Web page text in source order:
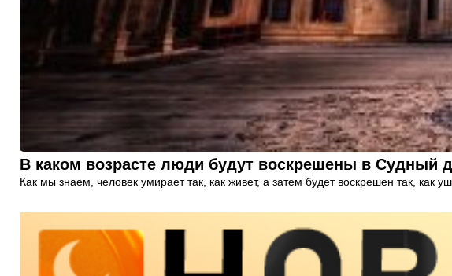
В каком возрасте люди будут воскрешены в Судный
Как мы знаем, человек умирает так, как живет, а затем будет воскрешен так,